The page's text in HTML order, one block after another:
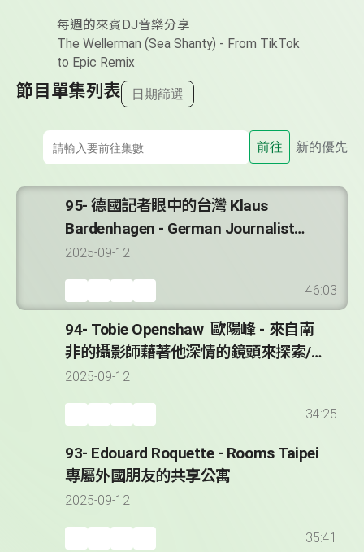
每週的來賓DJ音樂分享
The Wellerman (Sea Shanty) - From TikTok
to Epic Remix
節目單集列表 日期篩選
前往 新的優先
95- 德國記者眼中的台灣 Klaus
Bardenhagen - German Journalist
Reporting from Taiwan since 2008
2025-09-12
46:03
94- Tobie Openshaw 歐陽峰 - 來自南
非的攝影師藉著他深情的鏡頭來探索/
紀錄台灣 * Taiwan Through the Lens
2025-09-12
34:25
93- Edouard Roquette - Rooms Taipei
專屬外國朋友的共享公寓
2025-09-12
35:41